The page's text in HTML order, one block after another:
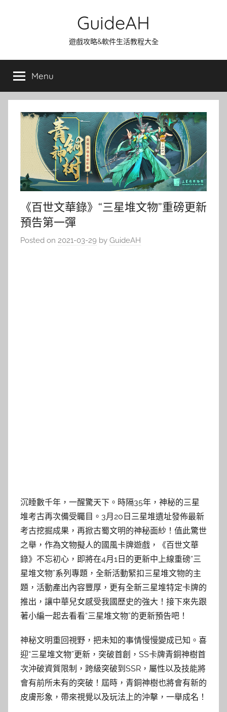
GuideAH
遊戲攻略&軟件生活教程大全
Menu
《百世文華錄》“三星堆文物”重磅更新
預告第一彈
Posted on 2021-03-29 by GuideAH
沉睡數千年，一醒驚天下。時隔35年，神秘的三星
堆考古再次備受矚目。3月20日三星堆遺址發佈最新
考古挖掘成果，再掀古蜀文明的神秘面紗！值此驚世
之舉，作為文物擬人的國風卡牌遊戲，《百世文華
錄》不忘初心，即將在4月1日的更新中上線重磅“三
星堆文物”系列專題，全新活動緊扣三星堆文物的主
題，活動產出內容豐厚，更有全新三星堆特定卡牌的
推出，讓中華兒女感受我國歷史的強大！接下來先跟
著小編一起去看看“三星堆文物”的更新預告吧！
神秘文明重回視野，把未知的事情慢慢變成已知。喜
迎“三星堆文物”更新，突破首創，SS卡牌青銅神樹首
次沖破資質限制，跨級突破到SSR，屬性以及技能將
會有前所未有的突破！屆時，青銅神樹也將會有新的
皮膚形象，帶來視覺以及玩法上的沖擊，一舉成名！